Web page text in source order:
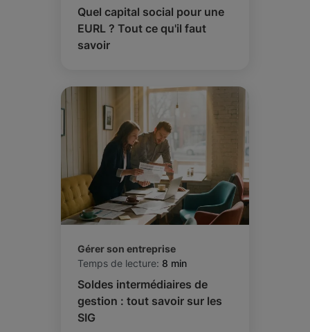
Quel capital social pour une
EURL ? Tout ce qu'il faut
savoir
Gérer son entreprise
Temps de lecture: 8 min
Soldes intermédiaires de
gestion : tout savoir sur les
SIG